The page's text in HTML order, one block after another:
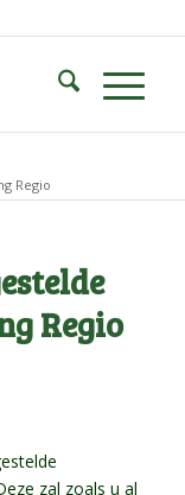
Regio
Regio
zal zoals u al